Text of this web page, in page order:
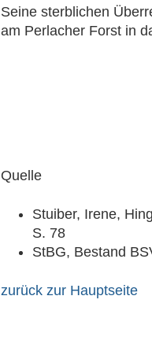
Seine sterblichen
am Perlacher Forst in
Quelle
Stuiber, Irene,
S. 78
StBG, Bestand
zurück zur Hauptseite